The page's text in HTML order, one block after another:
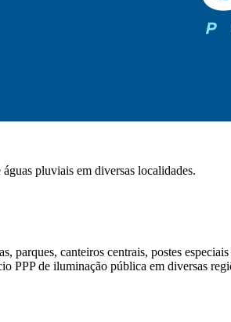
pluviais em diversas localidades.
parques, canteiros centrais, postes
PPP de iluminação pública em diversas